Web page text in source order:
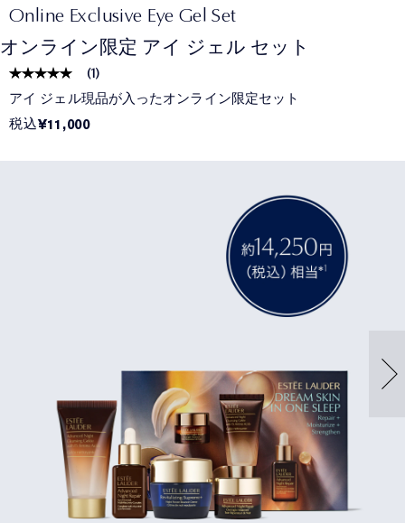
Online Exclusive Eye Gel Set
オンライン限定 アイ ジェル セット
(1)
アイ ジェル現品が入ったオンライン限定セット
税込¥11,000